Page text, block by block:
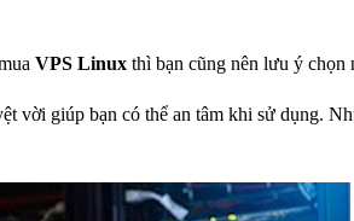
VPS Linux thì bạn cũng nên lưu ý chọn
vời giúp bạn có thể an tâm khi sử dụng.